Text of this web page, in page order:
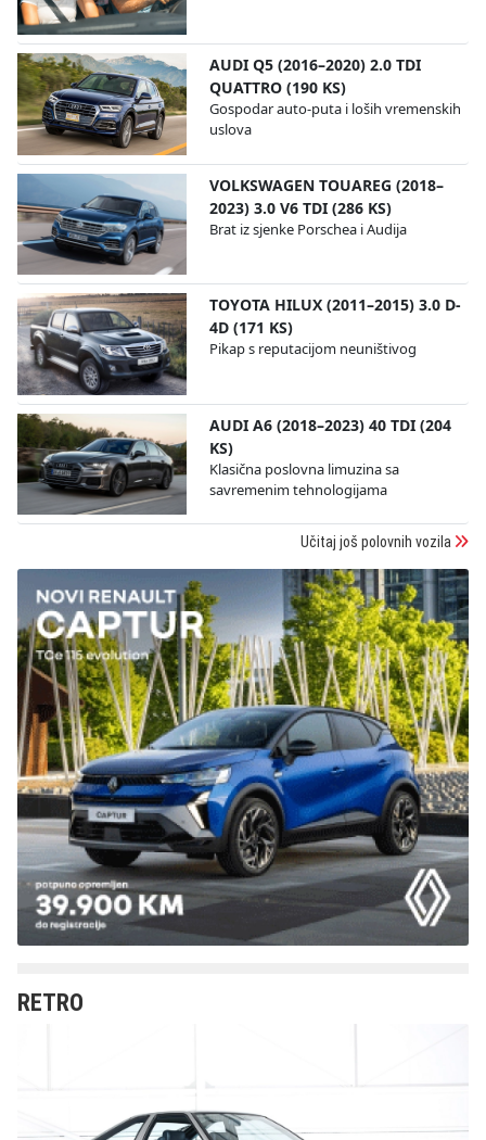
AUDI Q5 (2016–2020) 2.0 TDI
QUATTRO (190 KS)
Gospodar auto-puta i loših vremenskih
uslova
VOLKSWAGEN TOUAREG (2018–
2023) 3.0 V6 TDI (286 KS)
Brat iz sjenke Porschea i Audija
TOYOTA HILUX (2011–2015) 3.0 D-
4D (171 KS)
Pikap s reputacijom neuništivog
AUDI A6 (2018–2023) 40 TDI (204
KS)
Klasična poslovna limuzina sa
savremenim tehnologijama
Učitaj još polovnih vozila
RETRO